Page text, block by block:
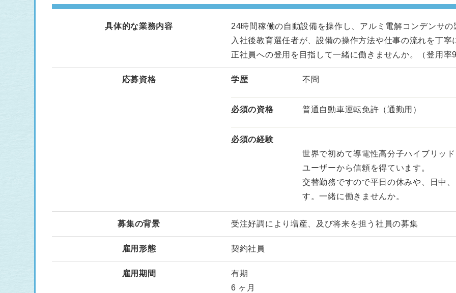
具体的な業務内容
24時間稼働の自動設備を操作し、アルミ電解コンデンサ
入社後教育選任者が、設備の操作方法や仕事の流れを丁
正社員への登用を目指して一緒に働きませんか。（登用率
応募資格 学歴 不問
必須の資格 普通自動車運転免許（通勤用）
必須の経験
世界で初めて導電性高分子ハイブリッ
ユーザーから信頼を得ています。
交替勤務ですので平日の休みや、日中
す。一緒に働きませんか。
募集の背景 受注好調により増産、及び将来を担う社員の募集
雇用形態 契約社員
雇用期間
有期
6 ヶ月